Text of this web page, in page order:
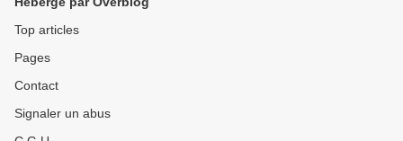
Top articles
Pages
Contact
Signaler un abus